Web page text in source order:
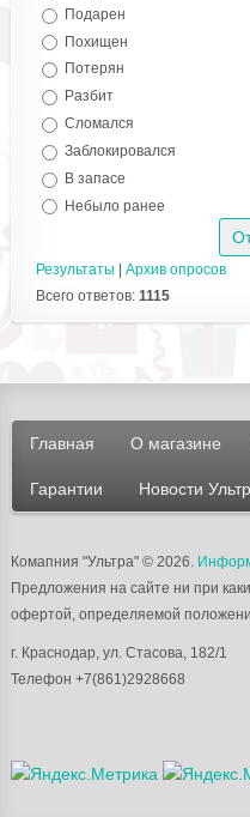
Подарен
Похищен
Потерян
Разбит
Сломался
Заблокировался
В запасе
Небыло ранее
Результаты
Архив опросов
Всего ответов: 1115
Главная О магазине
Гарантии Новости
Комапния "Ультра"© 2026.
Предложения на сайте ни при
офертой, определяемой
г. Краснодар, ул. Стасова, 182/1
Телефон +7(861)2928668